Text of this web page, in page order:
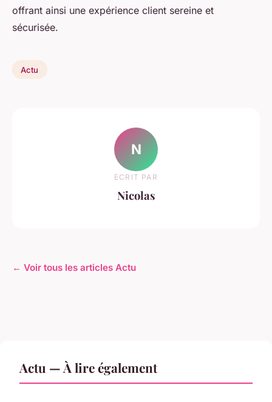
offrant ainsi une expérience client sereine et
sécurisée.
Actu
N
ECRIT PAR
Nicolas
← Voir tous les articles Actu
Actu — À lire également